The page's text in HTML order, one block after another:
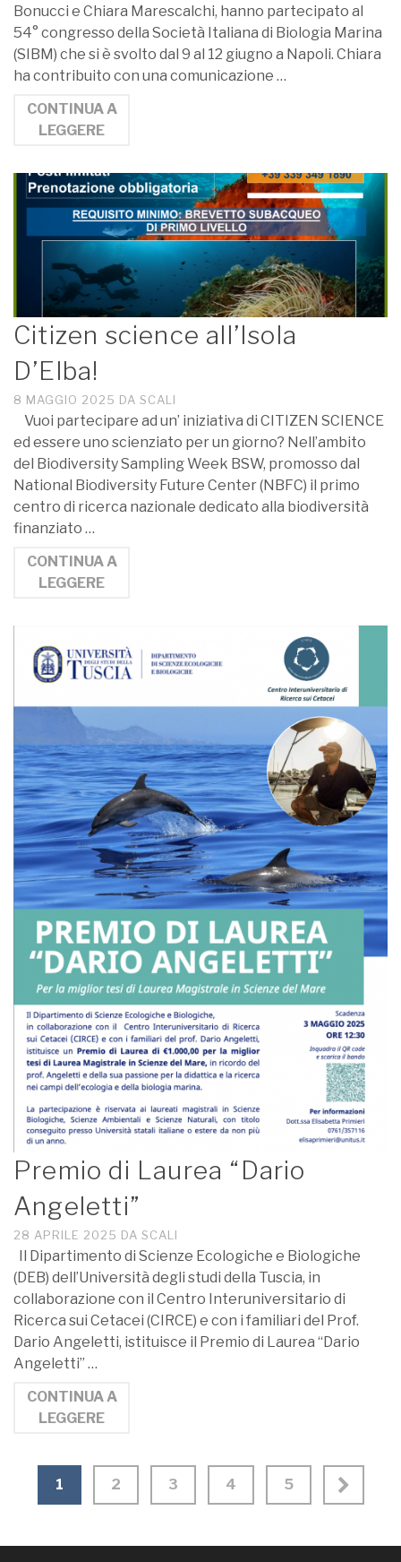
Bonucci e Chiara Marescalchi, hanno partecipato al
54° congresso della Società Italiana di Biologia Marina
(SIBM) che si è svolto dal 9 al 12 giugno a Napoli. Chiara
ha contribuito con una comunicazione …
CONTINUA A
LEGGERE
Citizen science all’Isola
D’Elba!
8 MAGGIO 2025 DA SCALI
Vuoi partecipare ad un’ iniziativa di CITIZEN SCIENCE
ed essere uno scienziato per un giorno? Nell’ambito
del Biodiversity Sampling Week BSW, promosso dal
National Biodiversity Future Center (NBFC) il primo
centro di ricerca nazionale dedicato alla biodiversità
finanziato …
CONTINUA A
LEGGERE
Premio di Laurea “Dario
Angeletti”
28 APRILE 2025 DA SCALI
Il Dipartimento di Scienze Ecologiche e Biologiche
(DEB) dell’Università degli studi della Tuscia, in
collaborazione con il Centro Interuniversitario di
Ricerca sui Cetacei (CIRCE) e con i familiari del Prof.
Dario Angeletti, istituisce il Premio di Laurea “Dario
Angeletti” …
CONTINUA A
LEGGERE
1 2 3 4 5